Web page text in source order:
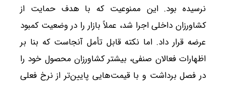
نرسیده بود. این ممنوعیت که با هدف حمایت از
کشاورزان داخلی اجرا شد، عملاً بازار را در وضعیت کمبود
عرضه قرار داد. اما نکته قابل تأمل آنجاست که بنا بر
اظهارات فعالان صنفی، بیشتر کشاورزان محصول خود را
در فصل برداشت و با قیمت‌هایی پایین‌تر از نرخ فعلی